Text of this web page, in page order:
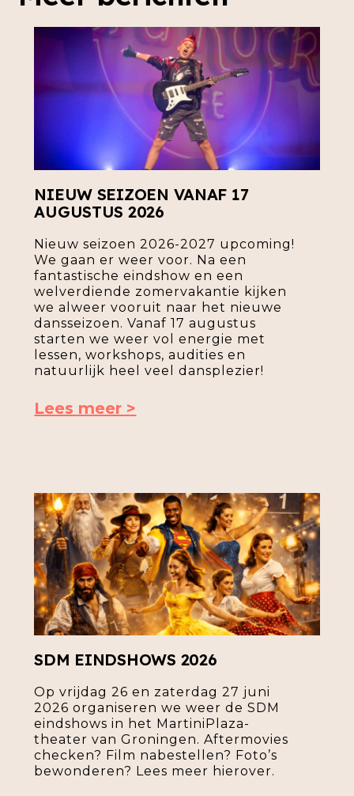
NIEUW SEIZOEN VANAF 17
AUGUSTUS 2026
Nieuw seizoen 2026-2027 upcoming!
We gaan er weer voor. Na een
fantastische eindshow en een
welverdiende zomervakantie kijken
we alweer vooruit naar het nieuwe
dansseizoen. Vanaf 17 augustus
starten we weer vol energie met
lessen, workshops, audities en
natuurlijk heel veel dansplezier!
Lees meer >
SDM EINDSHOWS 2026
Op vrijdag 26 en zaterdag 27 juni
2026 organiseren we weer de SDM
eindshows in het MartiniPlaza-
theater van Groningen. Aftermovies
checken? Film nabestellen? Foto’s
bewonderen? Lees meer hierover.